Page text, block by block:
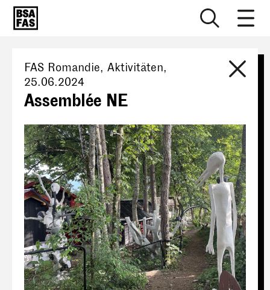
FAS Romandie, Aktivitäten,
25.06.2024
Assemblée NE